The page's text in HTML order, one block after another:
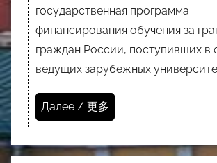
государственная программа
финансирования обучения за
граждан России, поступивших в
ведущих зарубежных
Далее / 更多